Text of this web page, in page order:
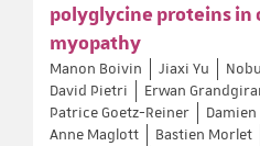
polyglycine proteins in
myopathy
Manon Boivin Jiaxi Yu
David Pietri
Erwan
Patrice Goetz-Reiner
Anne Maglott
Bastien Morlet